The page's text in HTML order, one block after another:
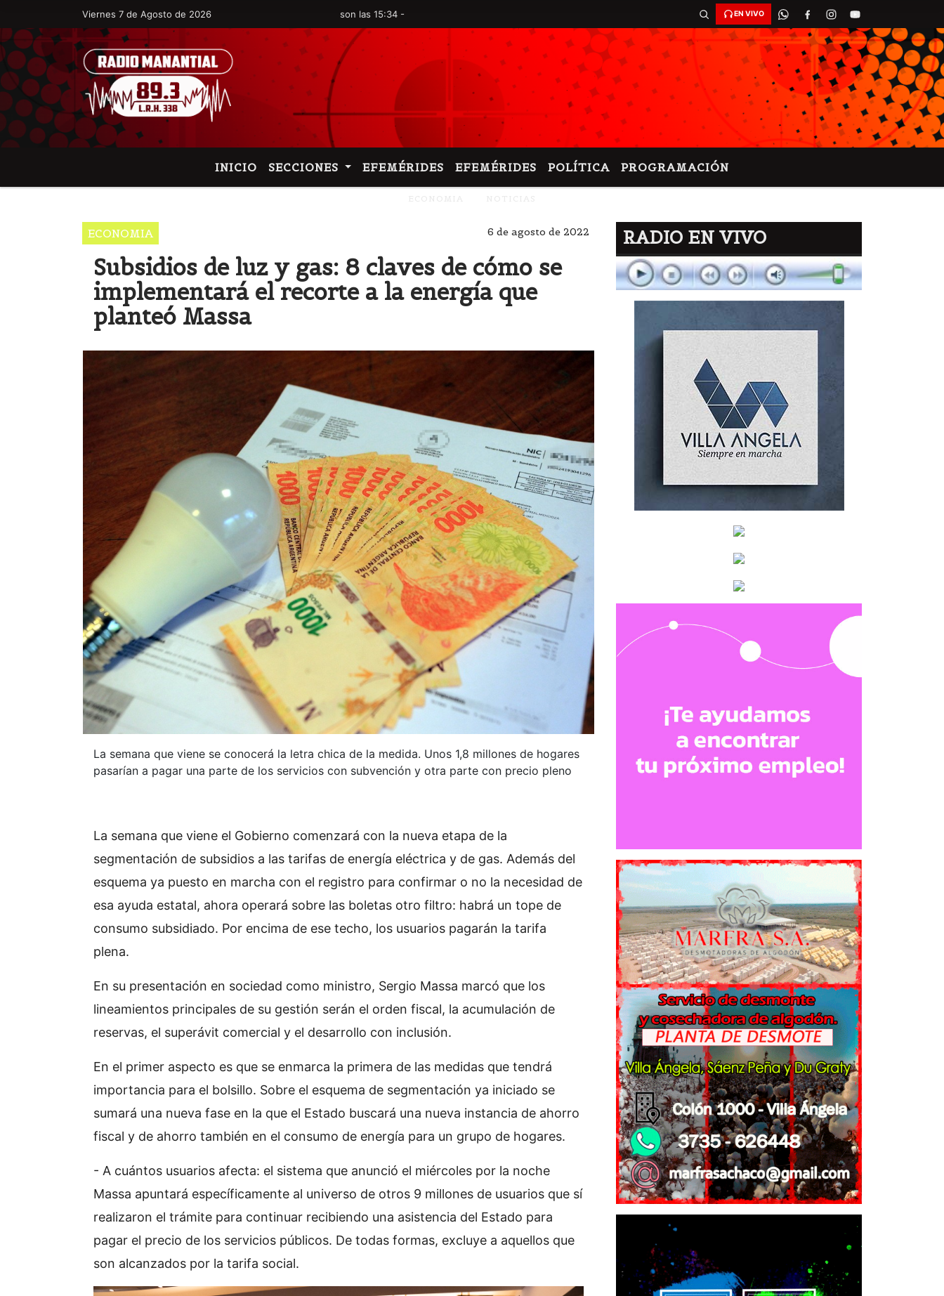
Viernes 7 de Agosto de 2026
Hoy es Viernes 7 de Agosto de 2026 y son las 15:34 - EN VIVO
INICIO SECCIONES EFEMÉRIDES EFEMÉRIDES POLÍTICA PROGRAMACIÓN
ECONOMIA 6 de agosto de 2022
Subsidios de luz y gas: 8 claves de cómo se
implementará el recorte a la energía que
planteó Massa
La semana que viene se conocerá la letra chica de la medida. Unos 1,8 millones de hogares
pasarían a pagar una parte de los servicios con subvención y otra parte con precio pleno
La semana que viene el Gobierno comenzará con la nueva etapa de la
segmentación de subsidios a las tarifas de energía eléctrica y de gas. Además del
esquema ya puesto en marcha con el registro para confirmar o no la necesidad de
esa ayuda estatal, ahora operará sobre las boletas otro filtro: habrá un tope de
consumo subsidiado. Por encima de ese techo, los usuarios pagarán la tarifa
plena.
En su presentación en sociedad como ministro, Sergio Massa marcó que los
lineamientos principales de su gestión serán el orden fiscal, la acumulación de
reservas, el superávit comercial y el desarrollo con inclusión.
En el primer aspecto es que se enmarca la primera de las medidas que tendrá
importancia para el bolsillo. Sobre el esquema de segmentación ya iniciado se
sumará una nueva fase en la que el Estado buscará una nueva instancia de ahorro
fiscal y de ahorro también en el consumo de energía para un grupo de hogares.
- A cuántos usuarios afecta: el sistema que anunció el miércoles por la noche
Massa apuntará específicamente al universo de otros 9 millones de usuarios que sí
realizaron el trámite para continuar recibiendo una asistencia del Estado para
pagar el precio de los servicios públicos. De todas formas, excluye a aquellos que
son alcanzados por la tarifa social.
RADIO EN VIVO